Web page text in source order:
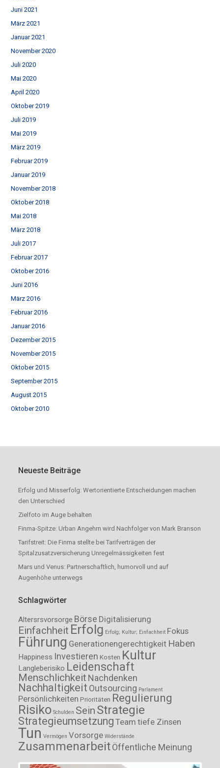
Juni 2021
März 2021
Januar 2021
November 2020
Juli 2020
Mai 2020
April 2020
Oktober 2019
Juli 2019
Mai 2019
März 2019
Februar 2019
Januar 2019
November 2018
Oktober 2018
Mai 2018
März 2018
Juli 2017
Februar 2017
Oktober 2016
Juni 2016
März 2016
Februar 2016
Januar 2016
Dezember 2015
November 2015
Oktober 2015
September 2015
August 2015
Oktober 2010
Neueste Beiträge
Erfolg und Misserfolg: Wertorientierte Entscheidungen machen
den Unterschied
Zielfoto im Auge behalten
Finma-Spitze: Urban Angehrn wird Nachfolger von Mark Branson
Tarifstreit: Die Finma stellte bei Tarifverträgen der
Spitalzusatzversicherung Unregelmässigkeiten fest
Mars und Venus: Partnerschaftlich, humorvoll und auf
Augenhöhe unterwegs
Schlagwörter
Altersrsvorsorge Börse Digitalisierung
Einfachheit Erfolg Erfolg; Kultur; Einfachheit Fokus
Führung Generationengerechtigkeit Haben
Happiness Investieren Kosten Kultur
Langleberisiko Leidenschaft
Menschlichkeit Nachdenken
Nachhaltigkeit Outsourcing Parlament
Persönlichkeiten Prioritäten Regulierung
Risiko Schulden Sein Strategie
Strategieumsetzung Team tiefe Zinsen
Tun Vermögen Vorsorge Widerstände
ZusammenarbeitÖffentliche Meinung